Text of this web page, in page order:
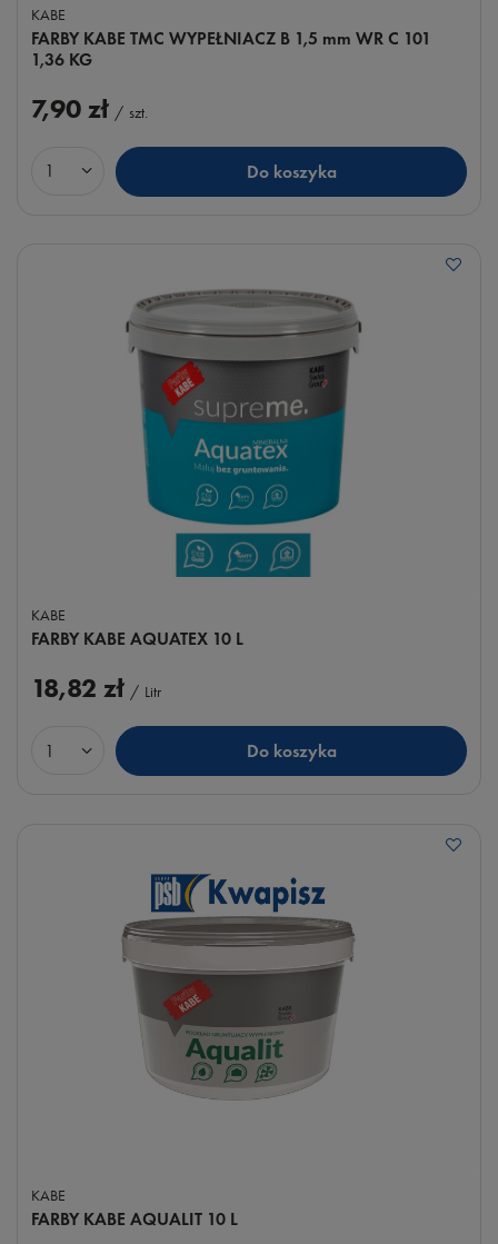
KABE
FARBY KABE TMC WYPEŁNIACZ B 1,5 mm WR C 101
1,36 KG
7,90 zł / szt.
Ilość produktów Do koszyka
KABE
FARBY KABE AQUATEX 10 L
18,82 zł / Litr
Ilość produktów Do koszyka
KABE
FARBY KABE AQUALIT 10 L